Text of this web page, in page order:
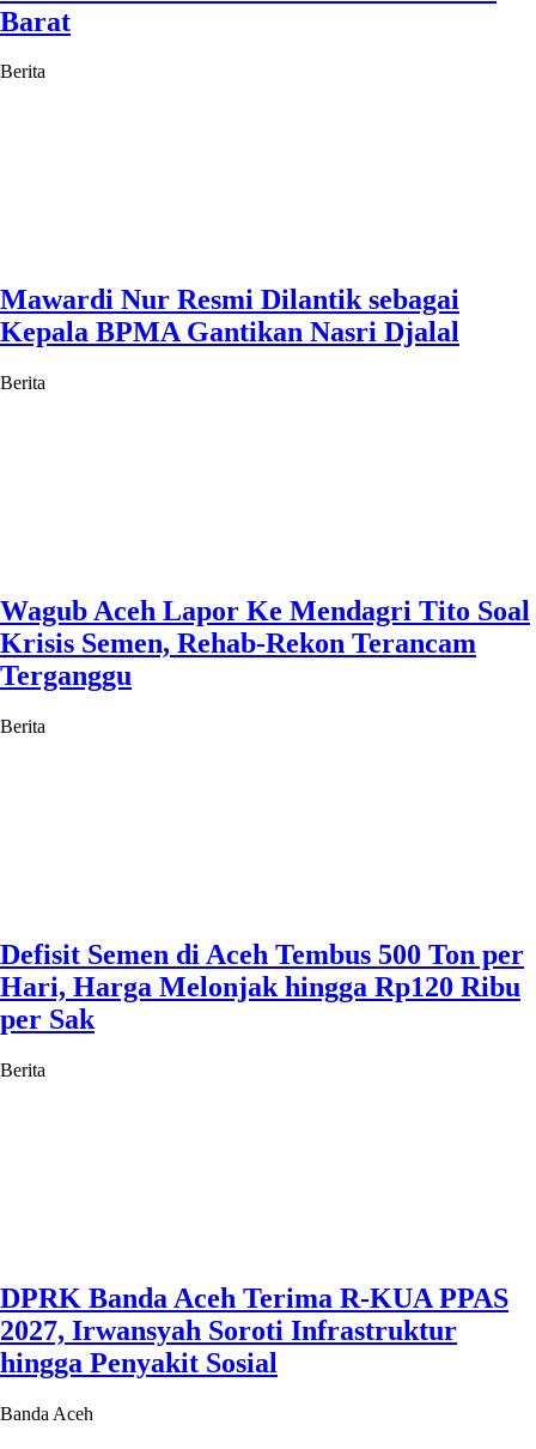
Barat
Berita
Mawardi Nur Resmi Dilantik sebagai
Kepala BPMA Gantikan Nasri Djalal
Berita
Wagub Aceh Lapor Ke Mendagri Tito Soal
Krisis Semen, Rehab-Rekon Terancam
Terganggu
Berita
Defisit Semen di Aceh Tembus 500 Ton per
Hari, Harga Melonjak hingga Rp120 Ribu
per Sak
Berita
DPRK Banda Aceh Terima R-KUA PPAS
2027, Irwansyah Soroti Infrastruktur
hingga Penyakit Sosial
Banda Aceh